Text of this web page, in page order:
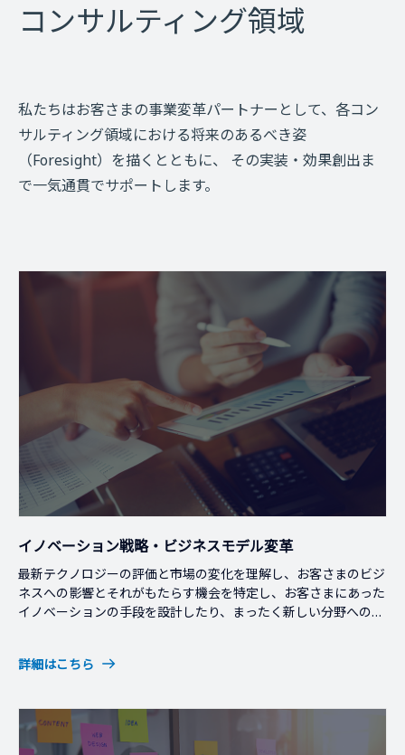
コンサルティング領域
私たちはお客さまの事業変革パートナーとして、各コン
サルティング領域における将来のあるべき姿
（Foresight）を描くとともに、 その実装・効果創出ま
で一気通貫でサポートします。
イノベーション戦略・ビジネスモデル変革
最新テクノロジーの評価と市場の変化を理解し、お客さまのビジ
ネスへの影響とそれがもたらす機会を特定し、お客さまにあった
イノベーションの手段を設計したり、まったく新しい分野への多
詳細はこちら